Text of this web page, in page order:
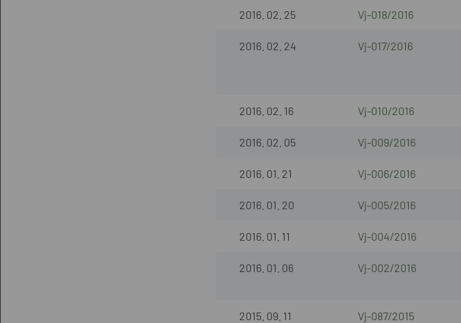
2016. 02. 25 Vj-018/2016
2016. 02. 24 Vj-017/2016
2016. 02. 16 Vj-010/2016
2016. 02. 05 Vj-009/2016
2016. 01. 21 Vj-006/2016
2016. 01. 20 Vj-005/2016
2016. 01. 11 Vj-004/2016
2016. 01. 06 Vj-002/2016
2015. 09. 11 Vj-087/2015